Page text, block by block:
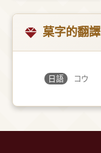
菒字的翻譯
日語 コウ